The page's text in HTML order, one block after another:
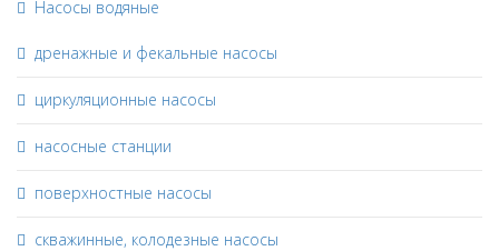
Насосы водяные
дренажные и фекальные насосы
циркуляционные насосы
насосные станции
поверхностные насосы
скважинные, колодезные насосы